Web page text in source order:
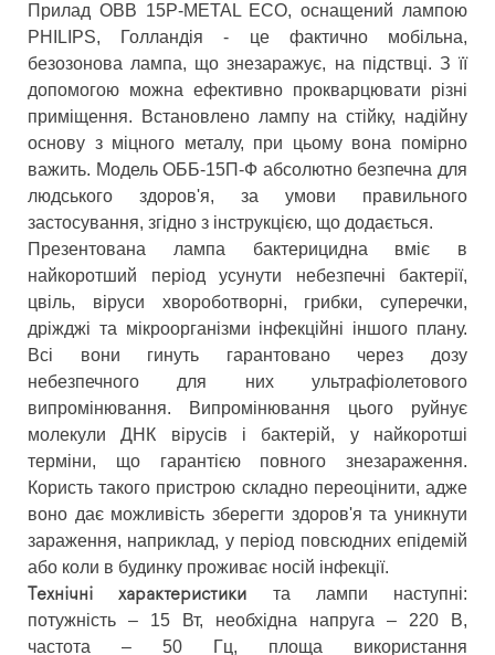
Прилад OBB 15P-METAL ECO, оснащений лампою
PHILIPS, Голландія - це фактично мобільна,
безозонова лампа, що знезаражує, на підствці. З її
допомогою можна ефективно прокварцювати різні
приміщення. Встановлено лампу на стійку, надійну
основу з міцного металу, при цьому вона помірно
важить. Модель ОББ-15П-Ф абсолютно безпечна для
людського здоров'я, за умови правильного
застосування, згідно з інструкцією, що додається.
Презентована лампа бактерицидна вміє в
найкоротший період усунути небезпечні бактерії,
цвіль, віруси хвороботворні, грибки, суперечки,
дріжджі та мікроорганізми інфекційні іншого плану.
Всі вони гинуть гарантовано через дозу
небезпечного для них ультрафіолетового
випромінювання. Випромінювання цього руйнує
молекули ДНК вірусів і бактерій, у найкоротші
терміни, що гарантією повного знезараження.
Користь такого пристрою складно переоцінити, адже
воно дає можливість зберегти здоров'я та уникнути
зараження, наприклад, у період повсюдних епідемій
або коли в будинку проживає носій інфекції.
Технічні характеристики та лампи наступні:
потужність – 15 Вт, необхідна напруга – 220 В,
частота – 50 Гц, площа використання